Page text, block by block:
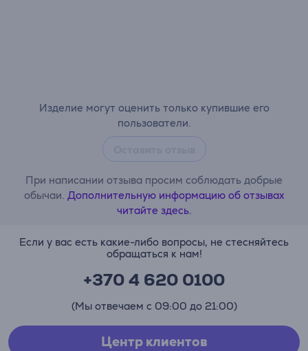
Изделие могут оценить только купившие его
пользователи.
При написании отзыва просим соблюдать добрые
обычаи. Дополнительную информацию об отзывах
читайте здесь.
Если у вас есть какие-либо вопросы, не стесняйтесь
обращаться к нам!
+370 4 620 0100
(Мы отвечаем с 09:00 до 21:00)
Центр клиентов